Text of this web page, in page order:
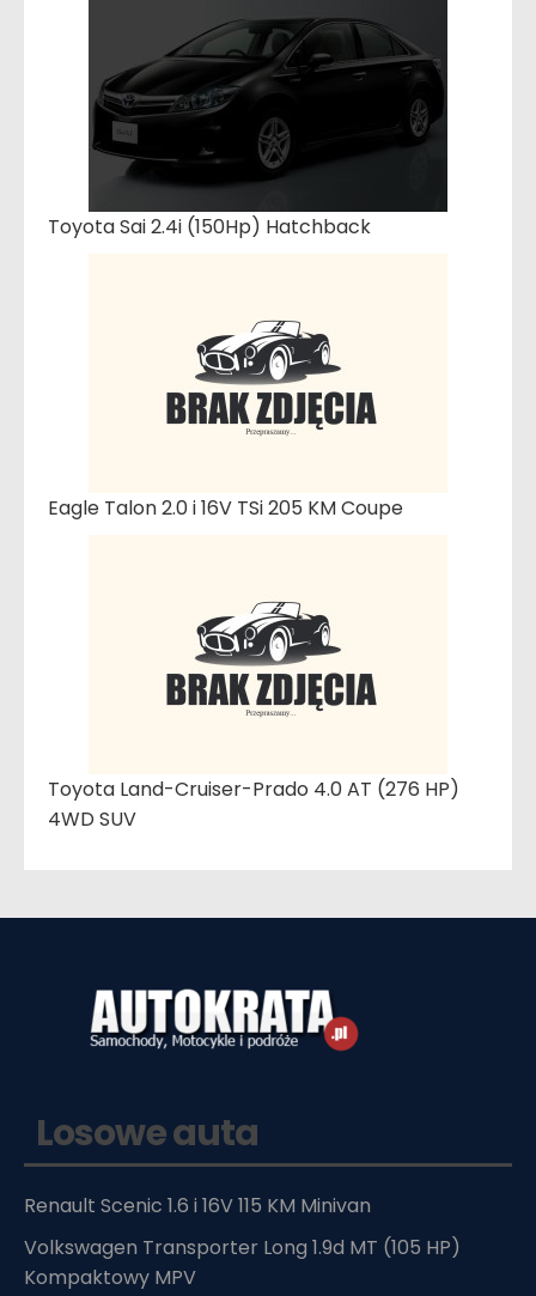
Toyota Sai 2.4i (150Hp) Hatchback
Eagle Talon 2.0 i 16V TSi 205 KM Coupe
Toyota Land-Cruiser-Prado 4.0 AT (276 HP)
4WD SUV
Losowe auta
Renault Scenic 1.6 i 16V 115 KM Minivan
Volkswagen Transporter Long 1.9d MT (105 HP)
Kompaktowy MPV